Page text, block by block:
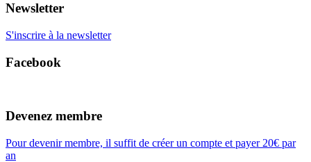
Newsletter
S'inscrire à la newsletter
Facebook
Devenez membre
Pour devenir membre, il suffit de créer un compte et payer 20€ par
an